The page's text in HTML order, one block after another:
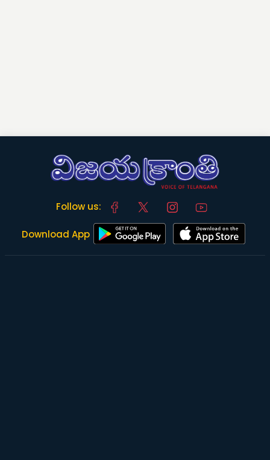
Follow us:
Download App